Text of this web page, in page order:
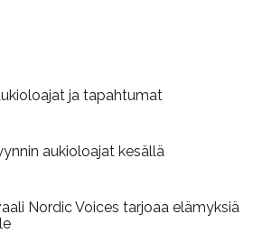
ja tapahtumat
aukioloajat kesällä
Nordic Voices tarjoaa elämyksiä